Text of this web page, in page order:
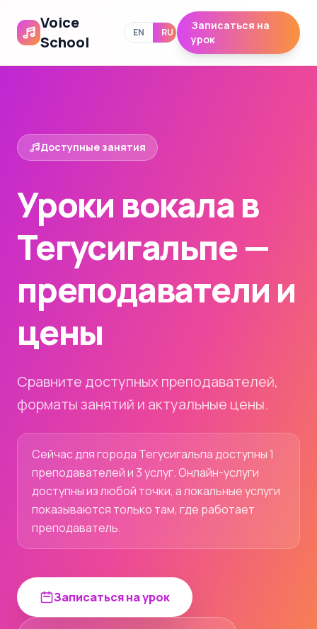
Voice
School
EN RU
Записаться на
урок
Доступные занятия
Уроки вокала в
Тегусигальпе —
преподаватели и
цены
Сравните доступных преподавателей,
форматы занятий и актуальные цены.
Сейчас для города Тегусигальпа доступны 1
преподавателей и 3 услуг. Онлайн-услуги
доступны из любой точки, а локальные услуги
показываются только там, где работает
преподаватель.
Записаться на урок